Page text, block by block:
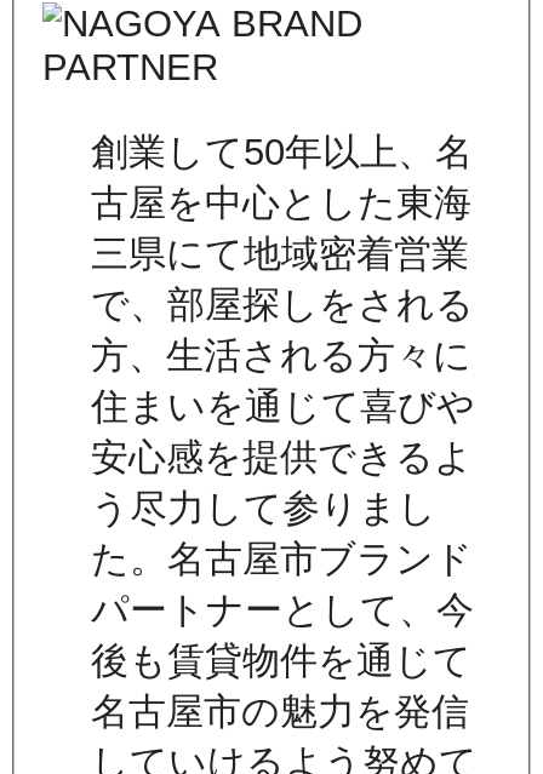
創業して50年以上、名
古屋を中心とした東海
三県にて地域密着営業
で、部屋探しをされる
方、生活される方々に
住まいを通じて喜びや
安心感を提供できるよ
う尽力して参りまし
た。名古屋市ブランド
パートナーとして、今
後も賃貸物件を通じて
名古屋市の魅力を発信
していけるよう努めて